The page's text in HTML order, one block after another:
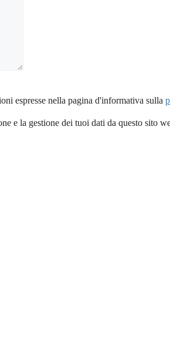
espresse nella pagina d'informativa sulla
e la gestione dei tuoi dati da questo sito